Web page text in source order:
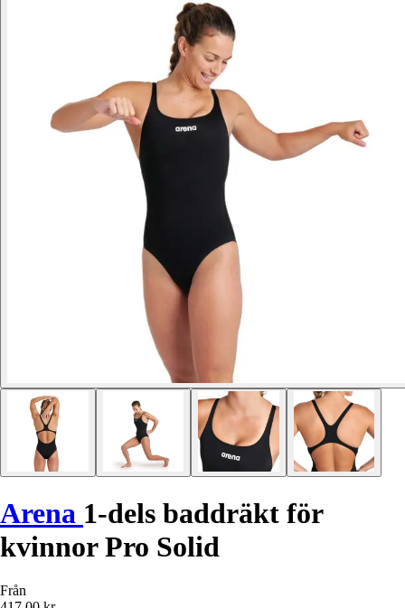
Arena 1-dels baddräkt för
kvinnor Pro Solid
Från